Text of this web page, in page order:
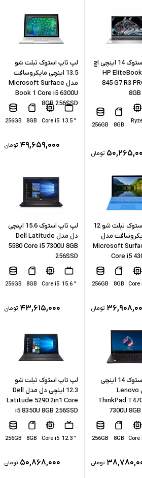
لپ تاپ استوک 14 اینچی اچ
پی مدل HP EliteBook
845 G7 R3
8GB
256GB
تومان
لپ تاپ استوک تبلت شو
13.5 اینچی مایکروسافت
مدل Microsoft Surface
Book 1 Core i5 6300U
8GB 256SSD
" 13.5
Core i5
8GB
256GB
۴۹,۶۵۹,۰۰۰ تومان
لپ تاپ استوک تبلت شو 12
مدل
Microsoft
Core i5
Core
8GB
256GB
تومان
لپ تاپ استوک 15.6 اینچی
دل مدل Dell Latitude
5580 Core i5 7300U 8GB
256SSD
" 15.6
Core i5
8GB
256GB
۴۳,۶۱۵,۰۰۰ تومان
لپ تاپ استوک 14 اینچی
لنوو مدل Lenovo
ThinkPad
7300U
Core
8GB
256GB
تومان
لپ تاپ استوک تبلت شو
12.3 اینچی دل مدل Dell
Latitude 5290 2in1 Core
i5 8350U 8GB 256SSD
" 12.3
Core i5
8GB
256GB
۵۰,۸۶۸,۰۰۰ تومان